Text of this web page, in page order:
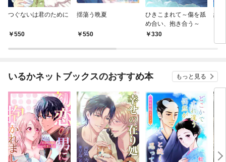
つぐないは君のために
550
揺蕩う晩夏
550
ひきこまれて～傷を舐
め合い、抱き合う～
330
紅
いるかネットブックスのおすすめ本 もっと見る